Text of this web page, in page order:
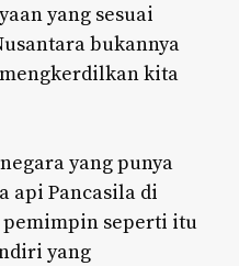
yang sesuai
bukannya
kita
yang punya
api Pancasila di
pemimpin seperti itu
yang